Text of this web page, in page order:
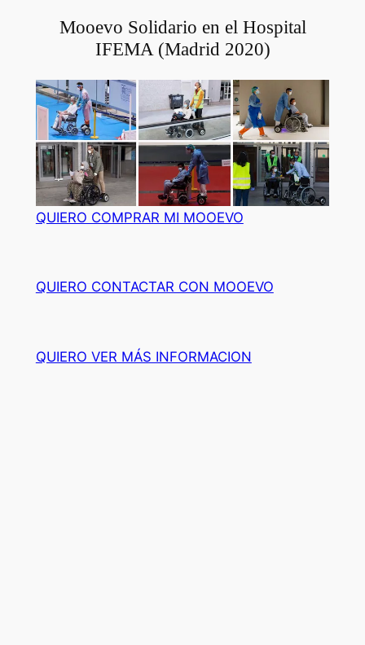
Mooevo Solidario en el Hospital
IFEMA (Madrid 2020)
QUIERO COMPRAR MI MOOEVO
QUIERO CONTACTAR CON MOOEVO
QUIERO VER MÁS INFORMACION